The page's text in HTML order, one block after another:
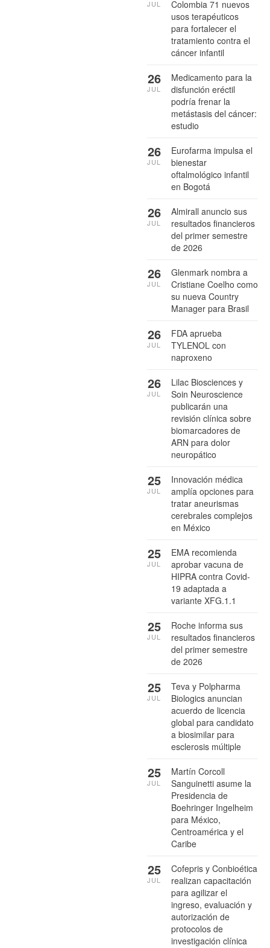
Colombia 71 nuevos
usos terapéuticos
para fortalecer el
tratamiento contra el
cáncer infantil
JUL
Medicamento para la
disfunción eréctil
podría frenar la
metástasis del cáncer:
estudio
26
JUL
Eurofarma impulsa el
bienestar
oftalmológico infantil
en Bogotá
26
JUL
Almirall anuncio sus
resultados financieros
del primer semestre
de 2026
26
JUL
Glenmark nombra a
Cristiane Coelho como
su nueva Country
Manager para Brasil
26
JUL
FDA aprueba
TYLENOL con
naproxeno
26
JUL
Lilac Biosciences y
Soin Neuroscience
publicarán una
revisión clínica sobre
biomarcadores de
ARN para dolor
neuropático
26
JUL
Innovación médica
amplía opciones para
tratar aneurismas
cerebrales complejos
en México
25
JUL
EMA recomienda
aprobar vacuna de
HIPRA contra Covid-
19 adaptada a
variante XFG.1.1
25
JUL
Roche informa sus
resultados financieros
del primer semestre
de 2026
25
JUL
Teva y Polpharma
Biologics anuncian
acuerdo de licencia
global para candidato
a biosimilar para
esclerosis múltiple
25
JUL
Martín Corcoll
Sanguinetti asume la
Presidencia de
Boehringer Ingelheim
para México,
Centroamérica y el
Caribe
25
JUL
Cofepris y Conbioética
realizan capacitación
para agilizar el
ingreso, evaluación y
autorización de
protocolos de
investigación clínica
25
JUL